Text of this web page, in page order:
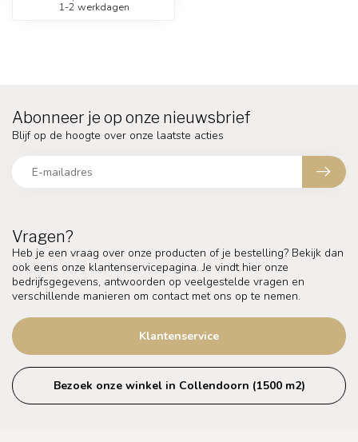
1-2 werkdagen
Vragen?
Heb je een vraag over onze producten of je bestelling? Bekijk dan
ook eens onze klantenservicepagina. Je vindt hier onze
bedrijfsgegevens, antwoorden op veelgestelde vragen en
verschillende manieren om contact met ons op te nemen.
Klantenservice
Bezoek onze winkel in Collendoorn (1500 m2)
Abonneer je op onze nieuwsbrief
Blijf op de hoogte over onze laatste acties